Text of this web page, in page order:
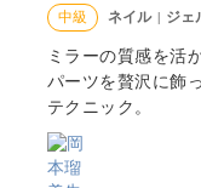
中級 ネイル | ジェ
ミラーの質感を活
パーツを贅沢に飾
テクニック。